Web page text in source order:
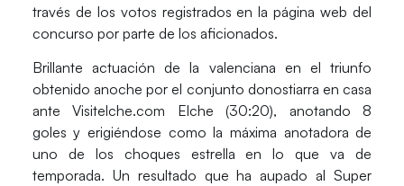
través de los votos registrados en la página web del
concurso por parte de los aficionados.
Brillante actuación de la valenciana en eltriunfo
obtenido anoche por el conjunto donostiarra en casa
anteVisitelche.com Elche (30:20), anotando8
goles y erigiéndose como la máxima anotadora de
uno de los choques estrella en lo que va de
temporada. Un resultado que ha aupado al Super